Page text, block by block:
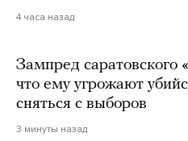
4 часа назад
Зампред саратовского
что ему угрожают
сняться с выборов
3 минуты назад